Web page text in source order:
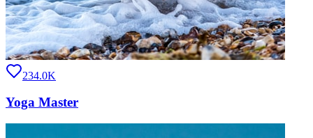
234.0K
Yoga Master